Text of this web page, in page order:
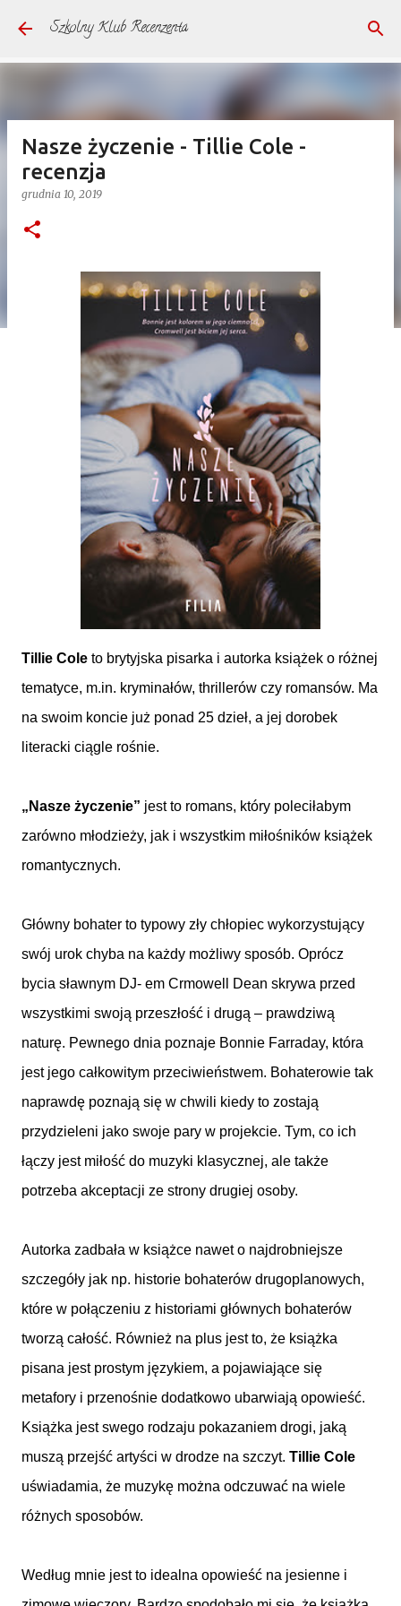
Przejdź do głównej zawartości
Szkolny Klub Recenzenta
Nasze życzenie - Tillie Cole -
recenzja
grudnia 10, 2019
Tillie Cole to brytyjska pisarka i autorka książek o różnej
tematyce, m.in. kryminałów, thrillerów czy romansów. Ma
na swoim koncie już ponad 25 dzieł, a jej dorobek
literacki ciągle rośnie.
„Nasze życzenie” jest to romans, który poleciłabym
zarówno młodzieży, jak i wszystkim miłośników książek
romantycznych.
Główny bohater to typowy zły chłopiec wykorzystujący
swój urok chyba na każdy możliwy sposób. Oprócz
bycia sławnym DJ- em Crmowell Dean skrywa przed
wszystkimi swoją przeszłość i drugą – prawdziwą
naturę. Pewnego dnia poznaje Bonnie Farraday, która
jest jego całkowitym przeciwieństwem. Bohaterowie tak
naprawdę poznają się w chwili kiedy to zostają
przydzieleni jako swoje pary w projekcie. Tym, co ich
łączy jest miłość do muzyki klasycznej, ale także
potrzeba akceptacji ze strony drugiej osoby.
Autorka zadbała w książce nawet o najdrobniejsze
szczegóły jak np. historie bohaterów drugoplanowych,
które w połączeniu z historiami głównych bohaterów
tworzą całość. Również na plus jest to, że książka
pisana jest prostym językiem, a pojawiające się
metafory i przenośnie dodatkowo ubarwiają opowieść.
Książka jest swego rodzaju pokazaniem drogi, jaką
muszą przejść artyści w drodze na szczyt. Tillie Cole
uświadamia, że muzykę można odczuwać na wiele
różnych sposobów.
Według mnie jest to idealna opowieść na jesienne i